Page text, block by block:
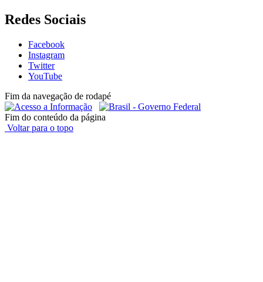
Redes Sociais
Facebook
Instagram
Twitter
YouTube
Fim da navegação de rodapé
Fim do conteúdo da página
Voltar para o topo